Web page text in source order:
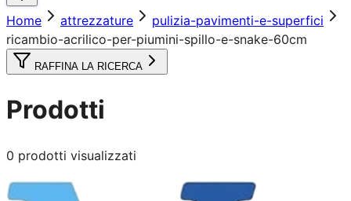
Home attrezzature
pulizia-pavimenti-e-superfici
ricambio-acrilico-per-piumini-spillo-e-snake-60cm
RAFFINA LA RICERCA
Prodotti
0 prodotti visualizzati